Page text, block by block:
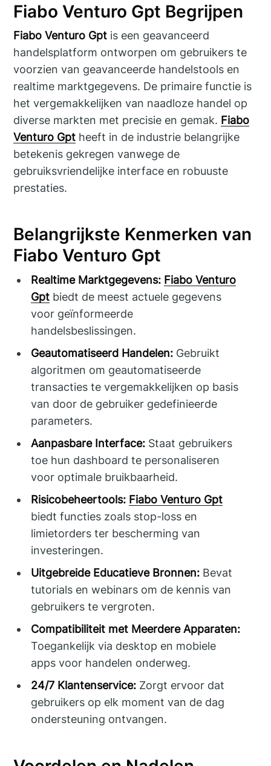
Fiabo Venturo Gpt Begrijpen
Fiabo Venturo Gpt is een geavanceerd
handelsplatform ontworpen om gebruikers te
voorzien van geavanceerde handelstools en
realtime marktgegevens. De primaire functie is
het vergemakkelijken van naadloze handel op
diverse markten met precisie en gemak. Fiabo
Venturo Gpt heeft in de industrie belangrijke
betekenis gekregen vanwege de
gebruiksvriendelijke interface en robuuste
prestaties.
Belangrijkste Kenmerken van
Fiabo Venturo Gpt
Realtime Marktgegevens: Fiabo Venturo
Gpt biedt de meest actuele gegevens
voor geïnformeerde
handelsbeslissingen.
Geautomatiseerd Handelen: Gebruikt
algoritmen om geautomatiseerde
transacties te vergemakkelijken op basis
van door de gebruiker gedefinieerde
parameters.
Aanpasbare Interface: Staat gebruikers
toe hun dashboard te personaliseren
voor optimale bruikbaarheid.
Risicobeheertools: Fiabo Venturo Gpt
biedt functies zoals stop-loss en
limietorders ter bescherming van
investeringen.
Uitgebreide Educatieve Bronnen: Bevat
tutorials en webinars om de kennis van
gebruikers te vergroten.
Compatibiliteit met Meerdere Apparaten:
Toegankelijk via desktop en mobiele
apps voor handelen onderweg.
24/7 Klantenservice: Zorgt ervoor dat
gebruikers op elk moment van de dag
ondersteuning ontvangen.